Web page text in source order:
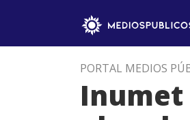
PORTAL MEDIOS